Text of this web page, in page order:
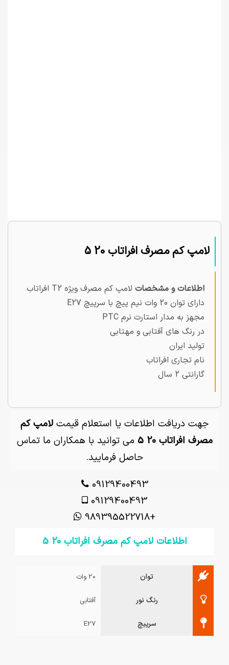
لامپ کم مصرف افراتاب 20 5
اطلاعات و مشخصات لامپ کم مصرف ویژه T2 افراتاب
دارای توان 20 وات نیم پیچ با سرپیچ E27
مجهز به مدار استارت نرم PTC
در رنگ های آفتابی و مهتابی
تولید ایران
نام تجاری افراتاب
گارانتی 2 سال
جهت دریافت اطلاعات یا استعلام قیمت لامپ کم
مصرف افراتاب 20 5
می توانید با همکاران ما تماس
حاصل فرمایید.
09129400493
09129400493
+989395522718
اطلاعات لامپ کم مصرف افراتاب 20 5
توان 20 وات
رنگ نور آفتابی
سرپیچ E27